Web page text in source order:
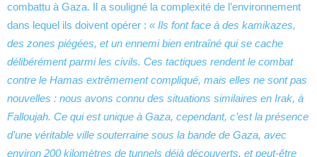
combattu à Gaza. Il a souligné la complexité de l’environnement
dans lequel ils doivent opérer : « Ils font face à des kamikazes,
des zones piégées, et un ennemi bien entraîné qui se cache
délibérément parmi les civils. Ces tactiques rendent le combat
contre le Hamas extrêmement compliqué, mais elles ne sont pas
nouvelles : nous avons connu des situations similaires en Irak, à
Falloujah. Ce qui est unique à Gaza, cependant, c’est la présence
d’une véritable ville souterraine sous la bande de Gaza, avec
environ 200 kilomètres de tunnels déjà découverts, et peut-être